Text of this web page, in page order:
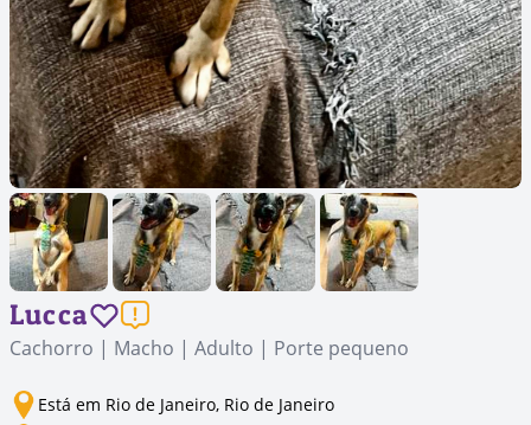
Lucca
Cachorro | Macho | Adulto | Porte pequeno
Está em Rio de Janeiro, Rio de Janeiro